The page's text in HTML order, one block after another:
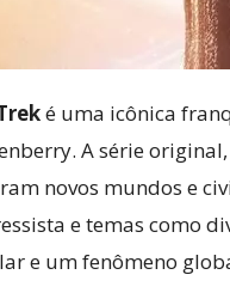
é uma icônica
A série
novos mundos e
e temas como
e um fenômeno